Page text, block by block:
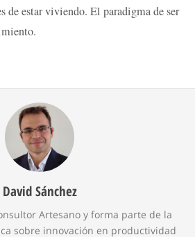
de estar viviendo. El paradigma de ser
David Sánchez
Artesano y forma parte de la
sobre innovación en productividad